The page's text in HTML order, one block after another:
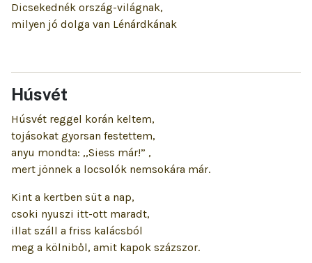
Dicsekednék ország-világnak,
milyen jó dolga van Lénárdkának
Húsvét
Húsvét reggel korán keltem,
tojásokat gyorsan festettem,
anyu mondta: ,,Siess már!” ,
mert jönnek a locsolók nemsokára már.
Kint a kertben süt a nap,
csoki nyuszi itt-ott maradt,
illat száll a friss kalácsból
meg a kölniből, amit kapok százszor.